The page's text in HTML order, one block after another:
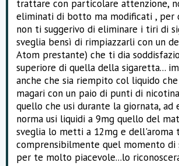
trattare con particolare attenzione,
eliminati di botto ma modificati , per
non ti suggerivo di eliminare i tiri di
sveglia bensì di rimpiazzarli con un
Atom prestante) che ti dia
superiore di quella della sigaretta...
anche che sia riempito col liquido
magari con un paio di punti di
quello che usi durante la giornata, ad
norma usi liquidi a 9mg quello del
sveglia lo metti a 12mg e dell'aroma
comprensibilmente quel momento di
per te molto piacevole...lo